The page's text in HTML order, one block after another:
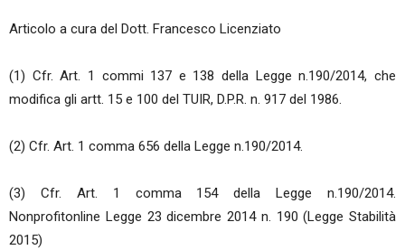
Articolo a cura del Dott. Francesco Licenziato
(1) Cfr. Art. 1 commi 137 e 138 della Legge n.190/2014, che
modifica gli artt. 15 e 100 del TUIR, D.P.R. n. 917 del 1986.
(2) Cfr. Art. 1 comma 656 della Legge n.190/2014.
(3) Cfr. Art. 1 comma 154 della Legge n.190/2014.
Nonprofitonline Legge 23 dicembre 2014 n. 190 (Legge Stabilità
2015)